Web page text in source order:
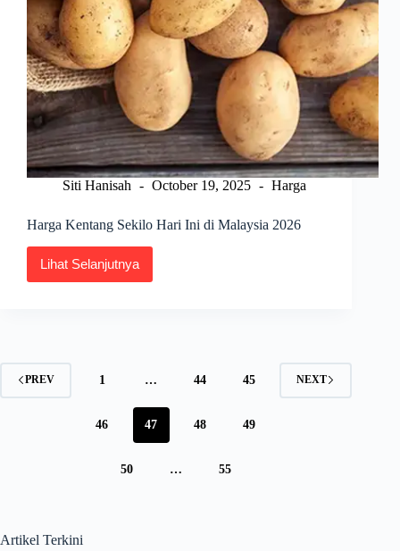
Siti Hanisah October 19, 2025 Harga
Harga Kentang Sekilo Hari Ini di Malaysia 2026
Lihat Selanjutnya
Harga
Kentang
2026
PREV 1 … 44 45
46 47 48 49
50 … 55
NEXT
Artikel Terkini